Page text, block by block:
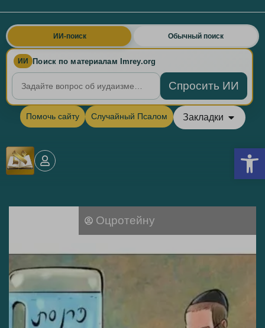
ИИ Поиск по материалам Imrey.org
Спросить ИИ
ИИ-поиск Обычный поиск
Помочь сайту Случайный Псалом Закладки
Оцротейну